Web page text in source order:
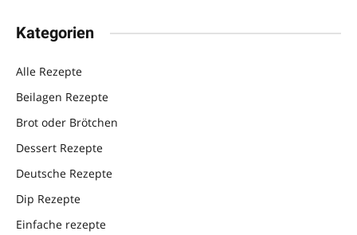
Kategorien
Alle Rezepte
Beilagen Rezepte
Brot oder Brötchen
Dessert Rezepte
Deutsche Rezepte
Dip Rezepte
Einfache rezepte